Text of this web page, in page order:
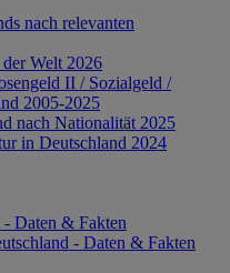
nach relevanten
Welt 2026
II / Sozialgeld /
2005-2025
nach Nationalität 2025
in Deutschland 2024
Daten & Fakten
- Daten & Fakten